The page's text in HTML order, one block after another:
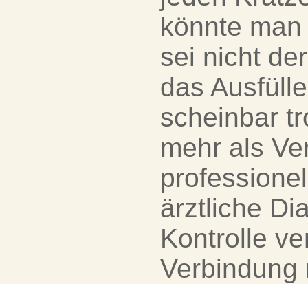
könnte
sei nicht
das
scheinbar
mehr als
ärztliche
Kontrolle
Verbindung